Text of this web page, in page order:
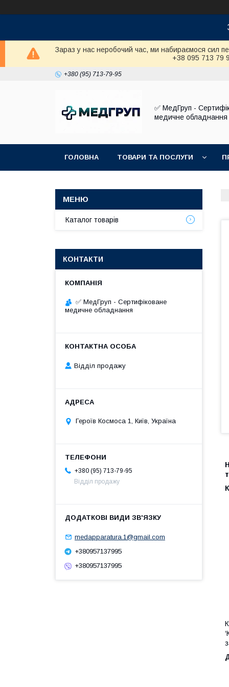
Зараз у нас неробочий час, ми набираємося сил
+38 095 713 79
+380 (95) 713-79-95
✅ МедГруп -
медичне обладнання
ГОЛОВНА ТОВАРИ ТА ПОСЛУГИ
Каталог товарів
КОНТАКТИ
✅ МедГруп - Сертифіковане
медичне обладнання
Відділ продажу
Героїв Космоса 1, Київ, Україна
+380 (95) 713-79-95
Відділ продажу
medapparatura.1@gmail.com
+380957137995
+380957137995